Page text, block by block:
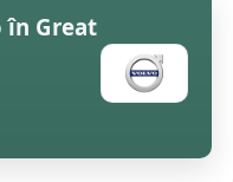
în Great